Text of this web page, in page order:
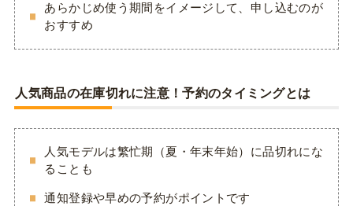
あらかじめ使う期間をイメージして、申し込むのが
おすすめ
人気商品の在庫切れに注意！予約のタイミングとは
人気モデルは繁忙期（夏・年末年始）に品切れにな
ることも
通知登録や早めの予約がポイントです